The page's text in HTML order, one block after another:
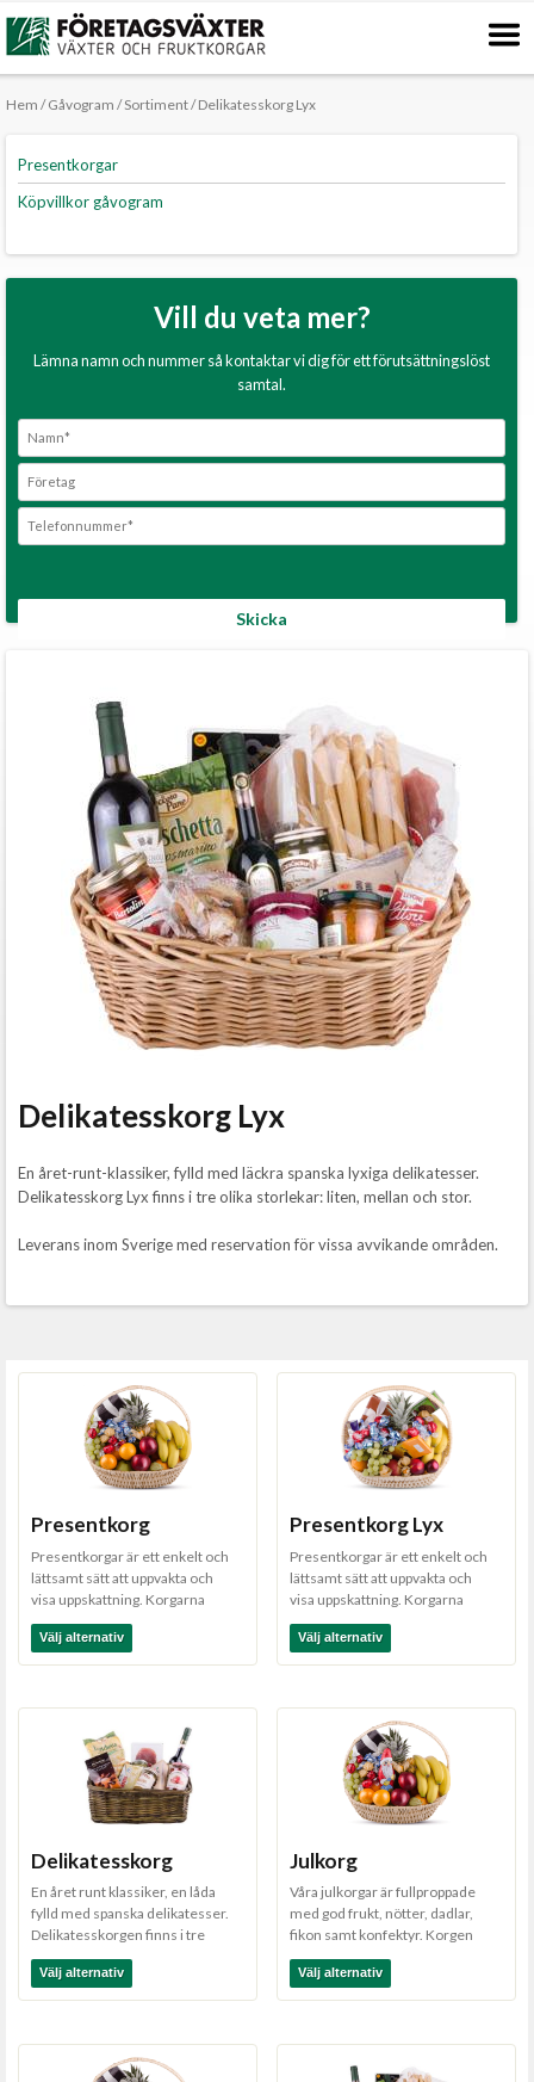
content
Hem /Gåvogram /Sortiment/ Delikatesskorg Lyx
Presentkorgar
Köpvillkor gåvogram
Vill du veta mer?
Lämna namn och nummer så kontaktar vi dig för ett förutsättningslöst
samtal.
Delikatesskorg Lyx
En året-runt-klassiker, fylld med läckra spanska lyxiga delikatesser.
Delikatesskorg Lyx finns i tre olika storlekar: liten, mellan och stor.
Leverans inom Sverige med reservation för vissa avvikande områden.
Presentkorg
Presentkorgar är ett enkelt och
lättsamt sätt att uppvakta och
visa uppskattning. Korgarna
levereras i cell...
Välj alternativ
Presentkorg Lyx
Presentkorgar är ett enkelt och
lättsamt sätt att uppvakta och
visa uppskattning. Korgarna
levereras i cell...
Välj alternativ
Delikatesskorg
En året runt klassiker, en låda
fylld med spanska delikatesser.
Delikatesskorgen finns i tre
olika storlekar...
Välj alternativ
Julkorg
Våra julkorgar är fullproppade
med god frukt, nötter, dadlar,
fikon samt konfektyr. Korgen
levereras inslag...
Välj alternativ